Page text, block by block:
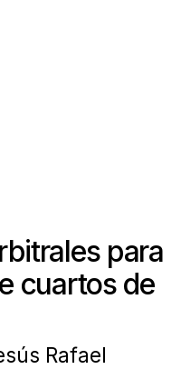
para
cuartos de
Rafael